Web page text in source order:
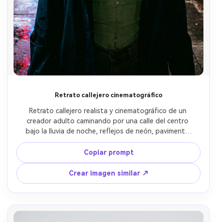
Retrato callejero cinematográfico
Retrato callejero realista y cinematográfico de un
creador adulto caminando por una calle del centro
bajo la lluvia de noche, reflejos de neón, pavimento
mojado, lente de 35mm, iluminación anímica, detalles
naturales del rostro, estilo de foto documental
Copiar prompt
Crear imagen similar ↗